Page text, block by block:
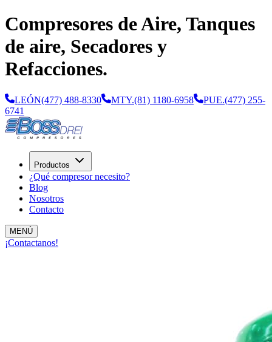
Compresores de Aire, Tanques
de aire, Secadores y
Refacciones.
LEÓN(477) 488-8330 MTY.(81) 1180-6958 PUE.(477) 255-
6741
Productos
¿Qué compresor necesito?
Blog
Nosotros
Contacto
MENÚ
¡Contactanos!